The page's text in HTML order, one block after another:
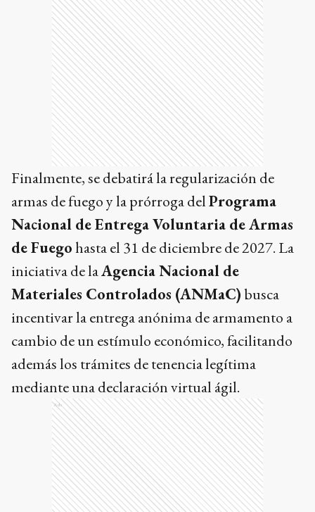
Finalmente, se debatirá la regularización de
armas de fuego y la prórroga delPrograma
Nacional de Entrega Voluntaria de Armas
de Fuegohasta el 31 de diciembre de 2027. La
iniciativa de laAgencia Nacional de
Materiales Controlados (ANMaC)busca
incentivar la entrega anónima de armamento a
cambio de un estímulo económico, facilitando
además los trámites de tenencia legítima
mediante una declaración virtual ágil.
Ads